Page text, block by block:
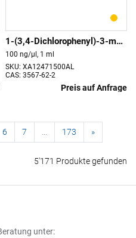
1-(3,4-Dichlorophenyl)-3-methyl urea
100 ng/µl, 1 ml
SKU: XA12471500AL
CAS: 3567-62-2
Preis auf Anfrage
6 7 173 »
5'171 Produkte gefunden
unter: